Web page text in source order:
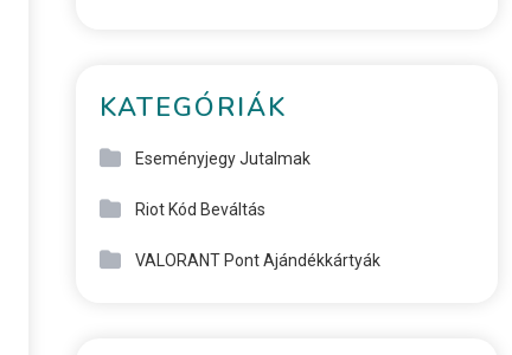
KATEGÓRIÁK
Eseményjegy Jutalmak
Riot Kód Beváltás
VALORANT Pont Ajándékkártyák